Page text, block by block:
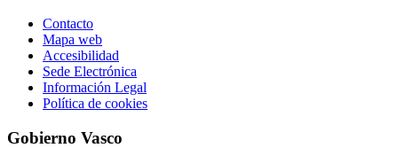
Contacto
Mapa web
Accesibilidad
Sede Electrónica
Información Legal
Política de cookies
Gobierno Vasco